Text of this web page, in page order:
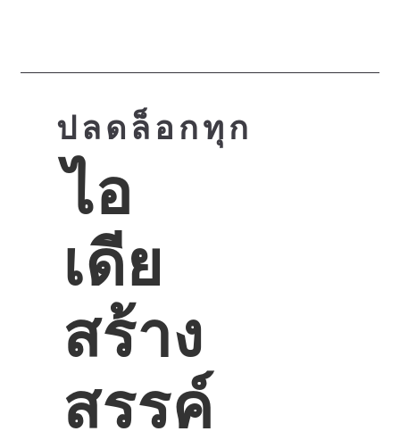
ปลดล็อกทุก
ไอ
เดีย
สร้าง
สรรค์